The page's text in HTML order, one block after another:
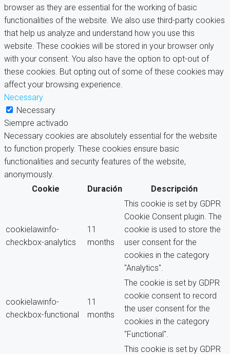
browser as they are essential for the working of basic
functionalities of the website. We also use third-party cookies
that help us analyze and understand how you use this
website. These cookies will be stored in your browser only
with your consent. You also have the option to opt-out of
these cookies. But opting out of some of these cookies may
affect your browsing experience.
Necessary
Necessary
Siempre activado
Necessary cookies are absolutely essential for the website
to function properly. These cookies ensure basic
functionalities and security features of the website,
anonymously.
Cookie
Duración Descripción
cookielawinfo-
checkbox-analytics
11
months
This cookie is set by GDPR
Cookie Consent plugin. The
cookie is used to store the
user consent for the
cookies in the category
"Analytics".
cookielawinfo-
checkbox-functional
11
months
The cookie is set by GDPR
cookie consent to record
the user consent for the
cookies in the category
"Functional".
This cookie is set by GDPR